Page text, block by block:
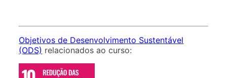
Objetivos de Desenvolvimento Sustentável
(ODS) relacionados ao curso: